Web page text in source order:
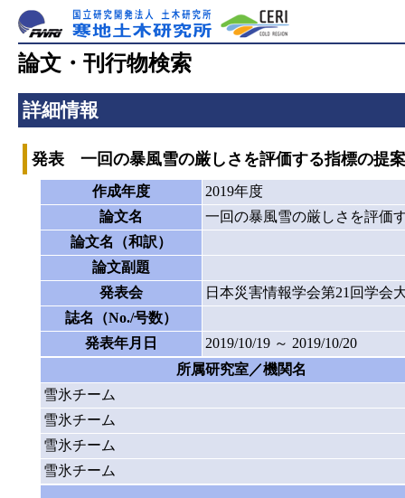
論文・刊行物検索
詳細情報
発表 一回の暴風雪の厳しさを評価する指標の提
作成年度
2019年度
論文名
一回の暴風雪の厳しさを評価
論文名（和訳）
論文副題
発表会
日本災害情報学会第21回学会
誌名（No./号数）
発表年月日
2019/10/19 ～ 2019/10/20
所属研究室／機関名
雪氷チーム
雪氷チーム
雪氷チーム
雪氷チーム